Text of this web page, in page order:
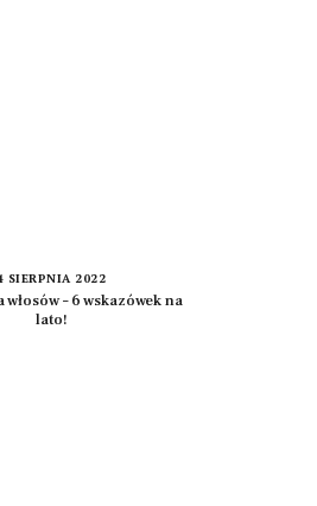
SIERPNIA 2022
– 6 wskazówek na
lato!